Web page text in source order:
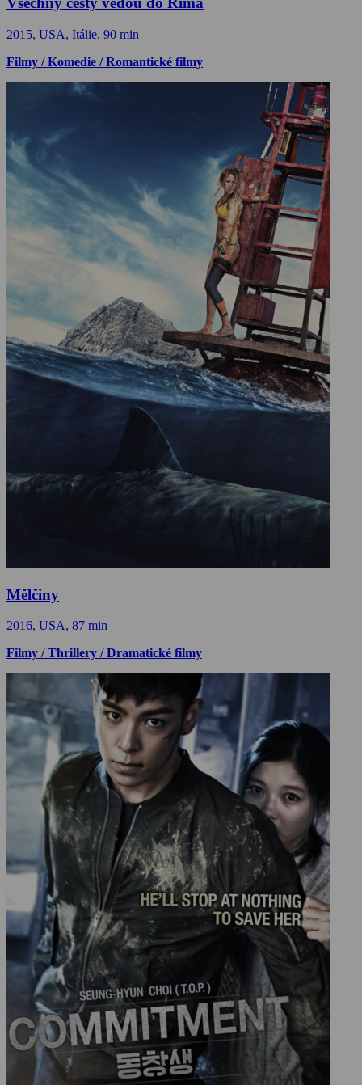
2015, USA, Itálie, 90 min
Filmy / Komedie / Romantické filmy
Mělčiny
2016, USA, 87 min
Filmy / Thrillery / Dramatické filmy